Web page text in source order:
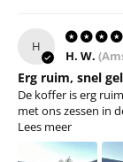
H
H. W.
Erg ruim, snel
De koffer is erg
met ons zessen in
Lees meer